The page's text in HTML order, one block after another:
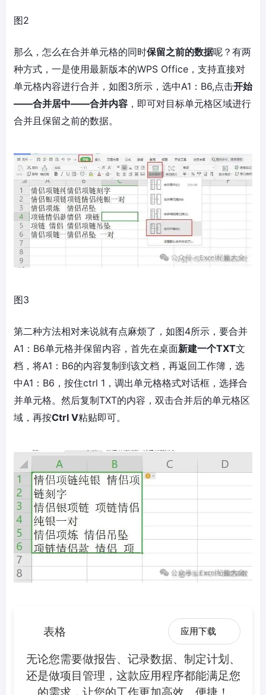
图2
那么，怎么在合并单元格的同时保留之前的数据呢？有两
种方式，一是使用最新版本的WPS Office，支持直接对
单元格内容进行合并，如图3所示，选中A1：B6,点击开始
——合并居中——合并内容 ，即可对目标单元格区域进行
合并且保留之前的数据。
图3
第二种方法相对来说就有点麻烦了，如图4所示，要合并
A1：B6单元格并保留内容，首先在桌面新建一个TXT文
档，将A1：B6的内容复制到该文档，再返回工作簿，选
中A1：B6，按住ctrl 1，调出单元格格式对话框，选择合
并单元格。然后复制TXT的内容，双击合并后的单元格区
域，再按Ctrl V粘贴即可。
表格 应用下载
无论您需要做报告、记录数据、制定计划、
还是做项目管理，这款应用程序都能满足您
的需求，让您的工作更加高效、便捷！